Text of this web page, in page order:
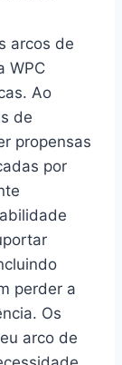
arcos de
WPC
Ao
de
propensas
por
perder a
Os
arco de